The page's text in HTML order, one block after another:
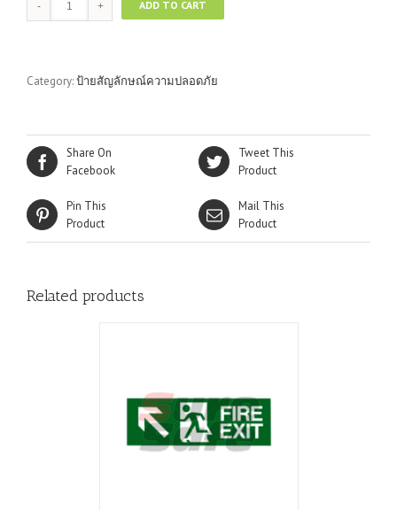
quantity
ADD TO CART
Category:ป้ายสัญลักษณ์ความปลอดภัย
Share On
Facebook
Tweet This
Product
Pin This
Product
Mail This
Product
Related products